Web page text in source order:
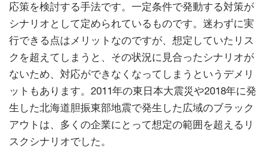
応策を検討する手法です。一定条件で発動する対策が
シナリオとして定められているものです。迷わずに実
行できる点はメリットなのですが、想定していたリス
クを超えてしまうと、その状況に見合ったシナリオが
ないため、対応ができなくなってしまうというデメリ
ットもあります。2011年の東日本大震災や2018年に発
生した北海道胆振東部地震で発生した広域のブラック
アウトは、多くの企業にとって想定の範囲を超えるリ
スクシナリオでした。